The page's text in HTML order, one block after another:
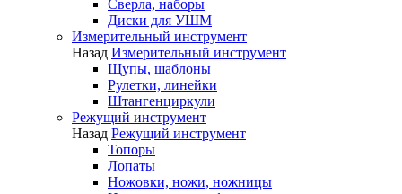
Сверла, наборы
Диски для УШМ
Измерительный инструмент
Назад Измерительный инструмент
Щупы, шаблоны
Рулетки, линейки
Штангенциркули
Режущий инструмент
Назад Режущий инструмент
Топоры
Лопаты
Ножовки, ножи, ножницы